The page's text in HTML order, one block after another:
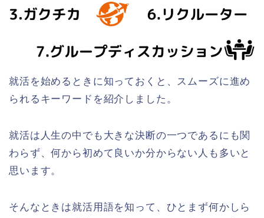
就活を始めるときに知っておくと、スムーズに進め
られるキーワードを紹介しました。
就活は人生の中でも大きな決断の一つであるにも関
わらず、何から初めて良いか分からない人も多いと
思います。
そんなときは就活用語を知って、ひとまず何かしら